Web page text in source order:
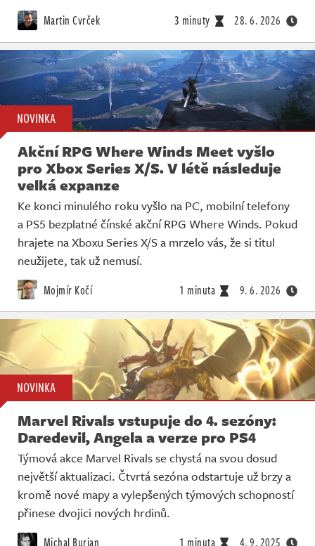
Martin Cvrček 3 minuty 28. 6. 2026
NOVINKA
Akční RPG Where Winds Meet vyšlo
pro Xbox Series X/S. V létě následuje
velká expanze
Ke konci minulého roku vyšlo na PC, mobilní telefony
a PS5 bezplatné čínské akční RPG Where Winds. Pokud
hrajete na Xboxu Series X/S a mrzelo vás, že si titul
neužijete, tak už nemusí.
Mojmír Kočí 1 minuta 9. 6. 2026
NOVINKA
Marvel Rivals vstupuje do 4. sezóny:
Daredevil, Angela a verze pro PS4
Týmová akce Marvel Rivals se chystá na svou dosud
největší aktualizaci. Čtvrtá sezóna odstartuje už brzy a
kromě nové mapy a vylepšených týmových schopností
přinese dvojici nových hrdinů.
Michal Burian 1 minuta 4. 9. 2025